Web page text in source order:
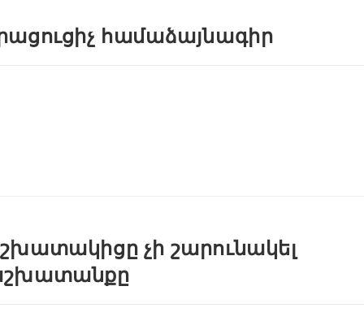
համաձայնագիր
չի շարունակել